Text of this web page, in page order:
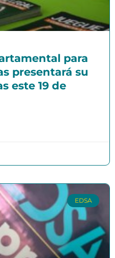
para
presentará su
este 19 de
EDSA